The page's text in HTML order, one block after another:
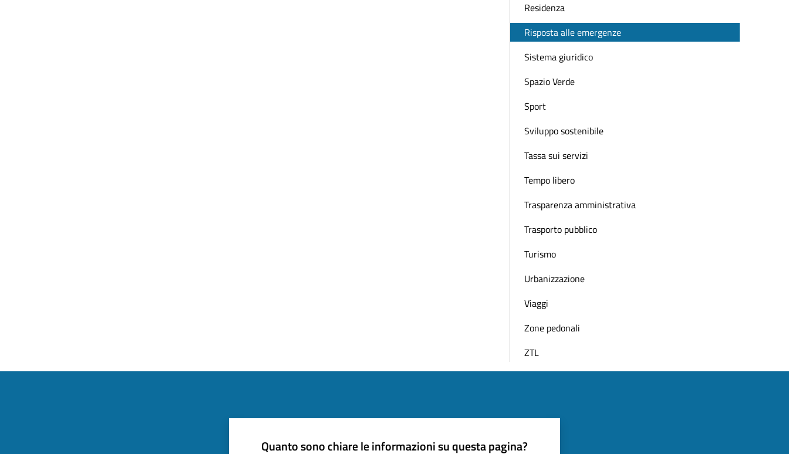
Residenza
Risposta alle emergenze
Sistema giuridico
Spazio Verde
Sport
Sviluppo sostenibile
Tassa sui servizi
Tempo libero
Trasparenza amministrativa
Trasporto pubblico
Turismo
Urbanizzazione
Viaggi
Zone pedonali
ZTL
Quanto sono chiare le informazioni su questa pagina?